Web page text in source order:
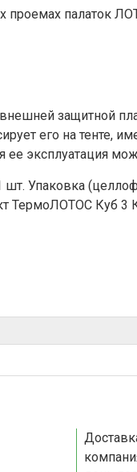
проемах палаток
защитной
его на
эксплуатация
Упаковка
Куб
Доставка